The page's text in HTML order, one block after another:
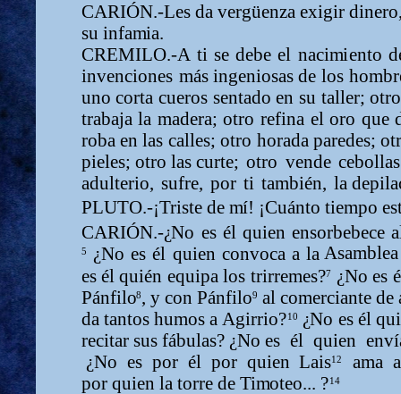
CARIÓN.-Les da vergüenza exigir
su infamia.
CREMILO.-A ti se debe el nacimiento
invenciones más ingeniosas de los hom
uno corta cueros sentado en su taller; otro
trabaja la madera; otro refina el oro que
roba en las calles; otro horada paredes;
pieles; otro las curte; otro vende
adulterio, sufre, por ti también, la
PLUTO.-¡Triste de mí! ¡Cuánto tiempo
CARIÓN.-¿No es él quien ensorbebece
5 ¿No es él quien convoca a la Asamblea
es él quién equipa los trirremes?7 ¿No es
Pánfilo8, y con Pánfilo9 al comerciante de
da tantos humos a Agirrio?10 ¿No es él
recitar sus fábulas? ¿No es él quien
¿No es por él por quien Lais12 ama
por quien la torre de Timoteo... ?14